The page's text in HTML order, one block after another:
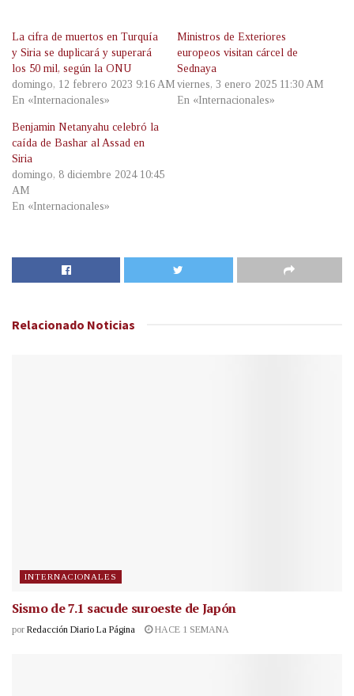
La cifra de muertos en Turquía
y Siria se duplicará y superará
los 50 mil, según la ONU
domingo, 12 febrero 2023 9:16 AM
En «Internacionales»
Ministros de Exteriores
europeos visitan cárcel de
Sednaya
viernes, 3 enero 2025 11:30 AM
En «Internacionales»
Benjamin Netanyahu celebró la
caída de Bashar al Assad en
Siria
domingo, 8 diciembre 2024 10:45
AM
En «Internacionales»
Relacionado Noticias
INTERNACIONALES
Sismo de 7.1 sacude suroeste de Japón
por Redacción Diario La Página HACE 1 SEMANA